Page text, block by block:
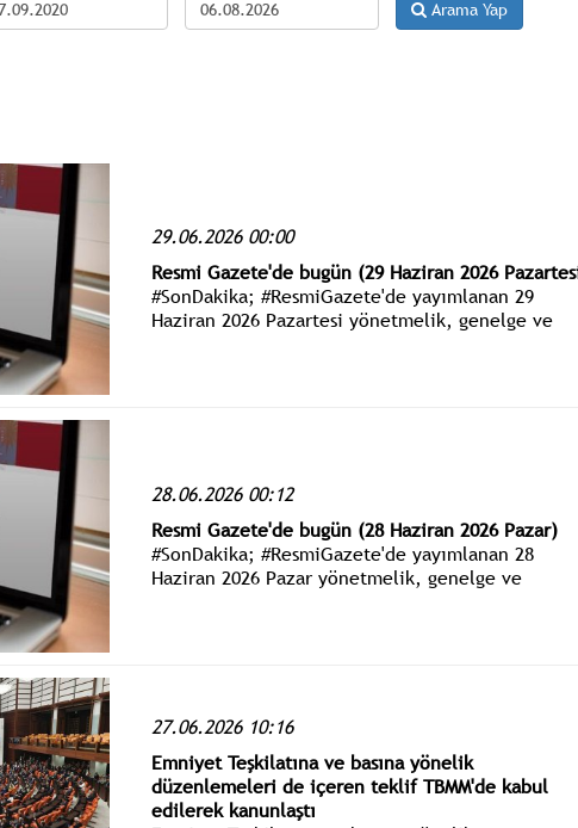
Arama Yap
29.06.2026 00:00
Resmi Gazete'de bugün (29 Haziran 2026
#SonDakika; #ResmiGazete'de yayımlanan 29
Haziran 2026 Pazartesi yönetmelik, genelge ve
28.06.2026 00:12
Resmi Gazete'de bugün (28 Haziran 2026 Pazar)
#SonDakika; #ResmiGazete'de yayımlanan 28
Haziran 2026 Pazar yönetmelik, genelge ve
27.06.2026 10:16
Emniyet Teşkilatına ve basına yönelik
düzenlemeleri de içeren teklif TBMM'de kabul
edilerek kanunlaştı